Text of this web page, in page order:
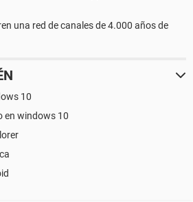
una red de canales de 4.000 años de
10
en windows 10